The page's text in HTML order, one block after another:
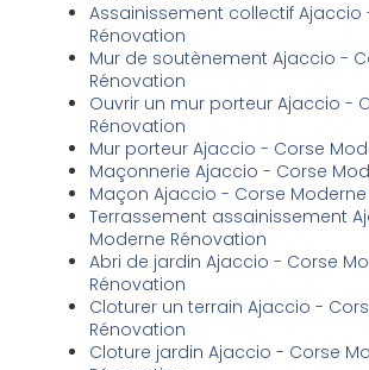
Assainissement collectif Ajaccio
Rénovation
Mur de soutènement Ajaccio -
Rénovation
Ouvrir un mur porteur Ajaccio -
Rénovation
Mur porteur Ajaccio - Corse
Maçonnerie Ajaccio - Corse
Maçon Ajaccio - Corse
Terrassement assainissement
Moderne Rénovation
Abri de jardin Ajaccio - Corse
Rénovation
Cloturer un terrain Ajaccio -
Rénovation
Cloture jardin Ajaccio - Corse